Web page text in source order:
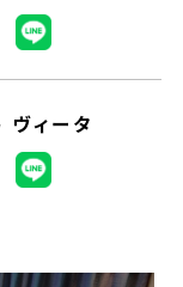
ィータ